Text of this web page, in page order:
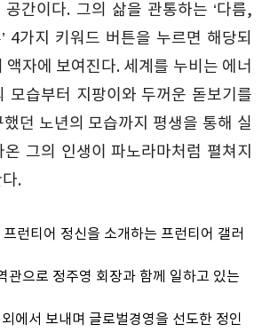
간이다. 그의 삶을 관통하는 ‘다름,
4가지 키워드 버튼을 누르면 해당되
액자에 보여진다. 세계를 누비는 에너
모습부터 지팡이와 두꺼운 돋보기를
던 노년의 모습까지 평생을 통해 실
그의 인생이 파노라마처럼 펼쳐지
.
런티어 정신을 소개하는 프런티어 갤러
관으로 정주영 회장과 함께 일하고 있는
에서 보내며 글로벌경영을 선도한 정인